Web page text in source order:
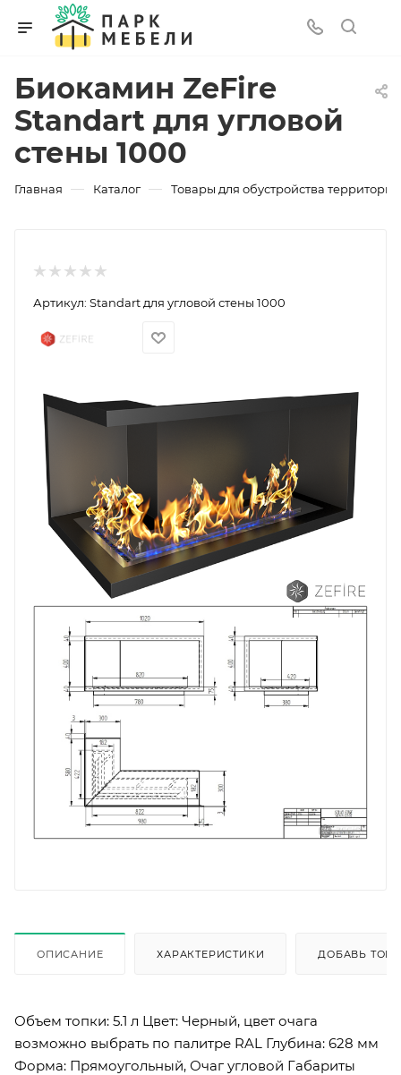
Биокамин ZeFire
Standart для угловой
стены 1000
Главная — Каталог — Товары для обустройства территории
Артикул: Standart для угловой стены 1000
ОПИСАНИЕ ХАРАКТЕРИСТИКИ ДОБАВЬ
Объем топки: 5.1 л Цвет: Черный, цвет очага
возможно выбрать по палитре RAL Глубина: 628 мм
Форма: Прямоугольный, Очаг угловой Габариты